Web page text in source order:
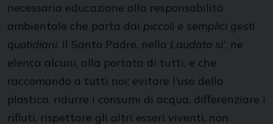
necessaria educazione alla responsabilità
ambientale che parta dai piccoli e semplici gesti
quotidiani. Il Santo Padre, nella Laudato si’, ne
elenca alcuni, alla portata di tutti, e che
raccomando a tutti noi: evitare l’uso della
plastica, ridurre i consumi di acqua, differenziare i
rifiuti, rispettare gli altri esseri viventi, non